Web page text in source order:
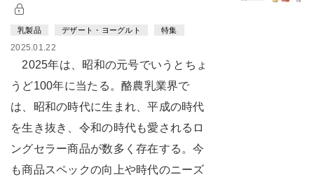
乳製品 デザート・ヨーグルト 特集
2025.01.22
2025年は、昭和の元号でいうとちょ
うど100年に当たる。酪農乳業界で
は、昭和の時代に生まれ、平成の時代
を生き抜き、令和の時代も愛されるロ
ングセラー商品が数多く存在する。今
も商品スペックの向上や時代のニーズ